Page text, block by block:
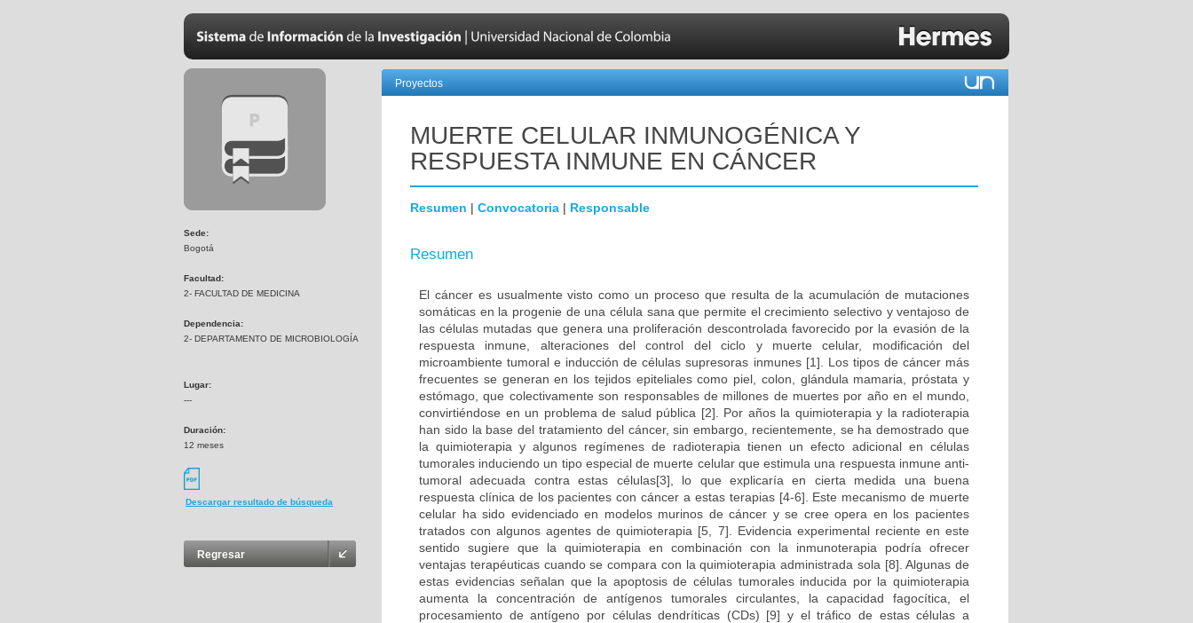
Sede:
Bogotá
Facultad:
2- FACULTAD DE MEDICINA
Dependencia:
2- DEPARTAMENTO DE MICROBIOLOGÍA
Lugar:
---
Duración:
12 meses
Descargar resultado de búsqueda
Regresar
Proyectos
MUERTE CELULAR INMUNOGÉNICA Y
RESPUESTA INMUNE EN CÁNCER
Resumen | Convocatoria | Responsable
Resumen
El cáncer es usualmente visto como un proceso que resulta de la acumulación de mutaciones
somáticas en la progenie de una célula sana que permite el crecimiento selectivo y ventajoso de
las células mutadas que genera una proliferación descontrolada favorecido por la evasión de la
respuesta inmune, alteraciones del control del ciclo y muerte celular, modificación del
microambiente tumoral e inducción de células supresoras inmunes [1]. Los tipos de cáncer más
frecuentes se generan en los tejidos epiteliales como piel, colon, glándula mamaria, próstata y
estómago, que colectivamente son responsables de millones de muertes por año en el mundo,
convirtiéndose en un problema de salud pública [2]. Por años la quimioterapia y la radioterapia
han sido la base del tratamiento del cáncer, sin embargo, recientemente, se ha demostrado que
la quimioterapia y algunos regímenes de radioterapia tienen un efecto adicional en células
tumorales induciendo un tipo especial de muerte celular que estimula una respuesta inmune anti-
tumoral adecuada contra estas células[3], lo que explicaría en cierta medida una buena
respuesta clínica de los pacientes con cáncer a estas terapias [4-6]. Este mecanismo de muerte
celular ha sido evidenciado en modelos murinos de cáncer y se cree opera en los pacientes
tratados con algunos agentes de quimioterapia [5, 7]. Evidencia experimental reciente en este
sentido sugiere que la quimioterapia en combinación con la inmunoterapia podría ofrecer
ventajas terapéuticas cuando se compara con la quimioterapia administrada sola [8]. Algunas de
estas evidencias señalan que la apoptosis de células tumorales inducida por la quimioterapia
aumenta la concentración de antígenos tumorales circulantes, la capacidad fagocítica, el
procesamiento de antígeno por células dendríticas (CDs) [9] y el tráfico de estas células a